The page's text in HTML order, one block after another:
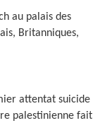
au palais des
Britanniques,
attentat suicide
palestinienne fait